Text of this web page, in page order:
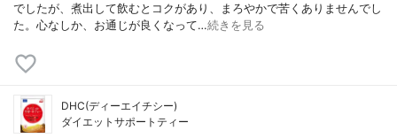
でしたが、煮出して飲むとコクがあり、まろやかで苦くありませんでし
た。心なしか、お通じが良くなって…続きを見る
DHC(ディーエイチシー)
ダイエットサポートティー